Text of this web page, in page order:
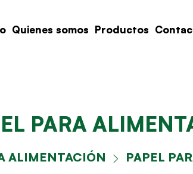
Quienes somos Productos
PARA
ALIMENTACIÓN PAPEL